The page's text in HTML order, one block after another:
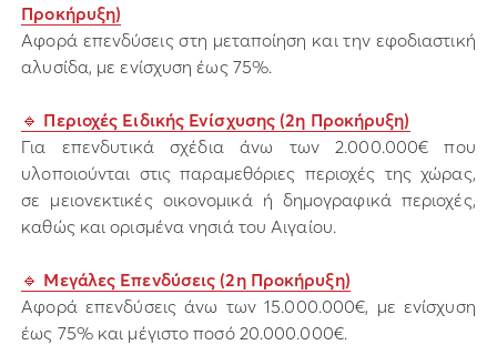
Προκήρυξη)
Αφορά επενδύσεις στη μεταποίηση και την εφοδιαστική
αλυσίδα, με ενίσχυση έως 75%.
🔹 Περιοχές Ειδικής Ενίσχυσης (2η Προκήρυξη)
Για επενδυτικά σχέδια άνω των 2.000.000€ που
υλοποιούνται στις παραμεθόριες περιοχές της χώρας,
σε μειονεκτικές οικονομικά ή δημογραφικά περιοχές,
καθώς και ορισμένα νησιά του Αιγαίου.
🔹 Μεγάλες Επενδύσεις (2η Προκήρυξη)
Αφορά επενδύσεις άνω των 15.000.000€, με ενίσχυση
έως 75% και μέγιστο ποσό 20.000.000€.